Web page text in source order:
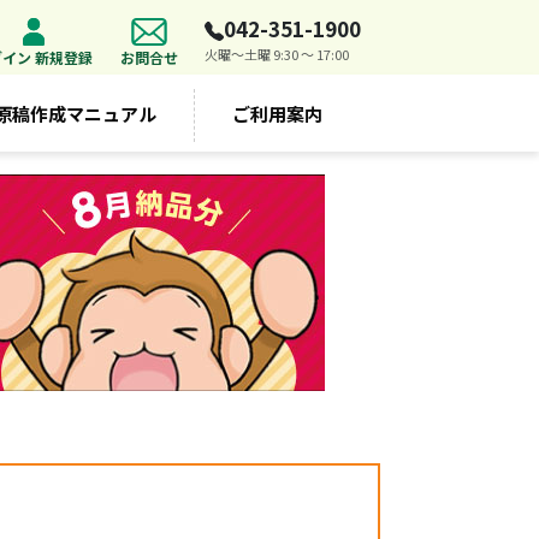
ン 新規登録 お問合せ
042-351-1900
火曜～土曜 9:30 ～ 17:00
稿作成マニュアル ご利用案内